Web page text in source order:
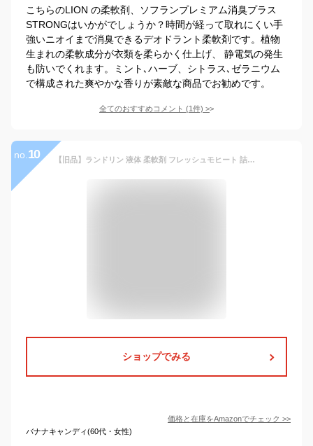
こちらのLION の柔軟剤、ソフランプレミアム消臭プラス
STRONGはいかがでしょうか？時間が経って取れにくい手
強いニオイまで消臭できるデオドラント柔軟剤です。植物
生まれの柔軟成分が衣類を柔らかく仕上げ、 静電気の発生
も防いでくれます。ミント､ハーブ、シトラス､ゼラニウム
で構成された爽やかな香りが素敵な商品でお勧めです。
全てのおすすめコメント (1件) >
no. 10 【旧品】ランドリン 液体 柔軟剤 フレッシュモヒート 詰め替え 480ml 2024
ショップでみる
価格と在庫をAmazonでチェック >>
バナナキャンディ(60代・女性)